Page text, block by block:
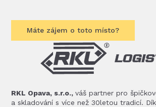
Máte zájem o toto místo?
RKL Opava, s.r.o.,váš partner pro
a skladování s více než 30letou tradicí.